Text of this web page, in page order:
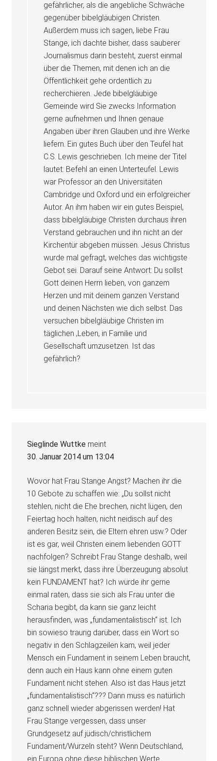
gefährlicher, als die angebliche Schwäche
gegenüber bibelgläubigen Christen.
Außerdem muss ich sagen, liebe Frau
Stange, ich dachte bisher, dass sauberer
Journalismus darin besteht, zuerst einmal
über die Themen, mit denen ich an die
Öffentlichkeit gehe ordentlich zu
recherchieren. Jede bibelgläubige
Gemeinde wird Sie zwecks Information
gerne aufnehmen und Ihnen genaue
Angaben über ihren Glauben und ihre Werke
liefern. Ein gutes Buch über den Teufel hat
C.S. Lewis geschrieben. Ich meine der Titel
lautet: Befehl an einen Unterteufel. Lewis
war Professor an den Universitäten
Cambridge und Oxford und ein erfolgreicher
Autor. An ihm haben wir ein gutes Beispiel,
dass bibelgläubige Christen durchaus ihren
Verstand gebrauchen und ihn nicht an der
Kirchentür abgeben müssen. Jesus Christus
wurde mal gefragt, welches das wichtigste
Gebot sei. Darauf seine Antwort: Du sollst
Gott deinen Herrn lieben, von ganzem
Herzen und mit deinem ganzen Verstand
und deinen Nächsten wie dich selbst. Das
versuchen bibelgläubige Christen im
täglichen ‚Leben, in Familie und
Gesellschaft umzusetzen. Ist das
gefährlich?
Sieglinde Wuttke meint
30. Januar 2014 um 13:04
Wovor hat Frau Stange Angst? Machen ihr die
10 Gebote zu schaffen wie: „Du sollst nicht
stehlen, nicht die Ehe brechen, nicht lügen, den
Feiertag hoch halten, nicht neidisch auf des
anderen Besitz sein, die Eltern ehren usw.? Oder
ist es gar, weil Christen einem liebenden GOTT
nachfolgen? Schreibt Frau Stange deshalb, weil
sie längst merkt, dass ihre Überzeugung absolut
kein FUNDAMENT hat? Ich würde ihr gerne
einmal raten, dass sie sich als Frau unter die
Scharia begibt, da kann sie ganz leicht
herausfinden, was „fundamentalistisch“ ist. Ich
bin sowieso traurig darüber, dass ein Wort so
negativ in den Schlagzeilen kam, weil jeder
Mensch ein Fundament in seinem Leben braucht,
denn auch ein Haus kann ohne einem guten
Fundament nicht stehen. Also ist das Haus jetzt
„fundamentalistisch“??? Dann muss es natürlich
ganz schnell wieder abgerissen werden! Hat
Frau Stange vergessen, dass unser
Grundgesetz auf jüdisch/christlichem
Fundament/Wurzeln steht? Wenn Deutschland,
ein Europa ohne diese biblischen Werte